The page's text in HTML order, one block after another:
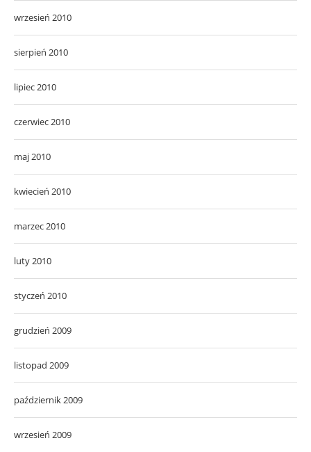
wrzesień 2010
sierpień 2010
lipiec 2010
czerwiec 2010
maj 2010
kwiecień 2010
marzec 2010
luty 2010
styczeń 2010
grudzień 2009
listopad 2009
październik 2009
wrzesień 2009